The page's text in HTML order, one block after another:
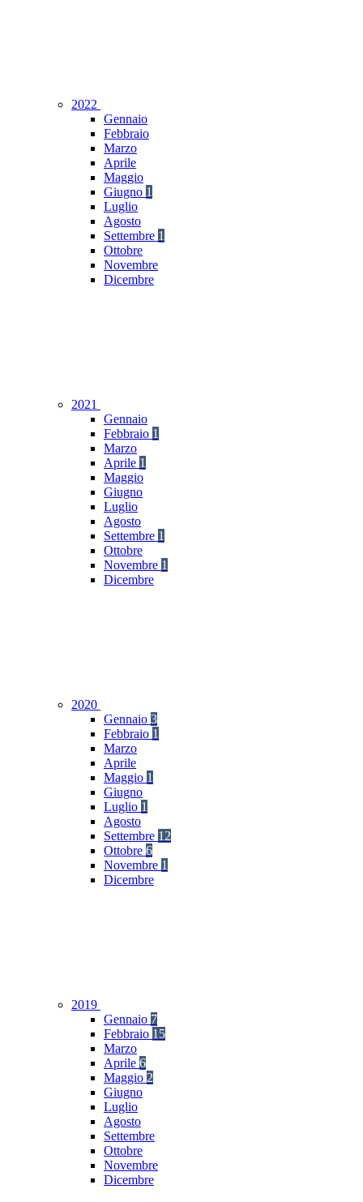
2022
Gennaio
Febbraio
Marzo
Aprile
Maggio
Giugno 1
Luglio
Agosto
Settembre 1
Ottobre
Novembre
Dicembre
2021
Gennaio
Febbraio 1
Marzo
Aprile 1
Maggio
Giugno
Luglio
Agosto
Settembre 1
Ottobre
Novembre 1
Dicembre
2020
Gennaio 3
Febbraio 1
Marzo
Aprile
Maggio 1
Giugno
Luglio 1
Agosto
Settembre 12
Ottobre 6
Novembre 1
Dicembre
2019
Gennaio 7
Febbraio 15
Marzo
Aprile 6
Maggio 2
Giugno
Luglio
Agosto
Settembre
Ottobre
Novembre
Dicembre